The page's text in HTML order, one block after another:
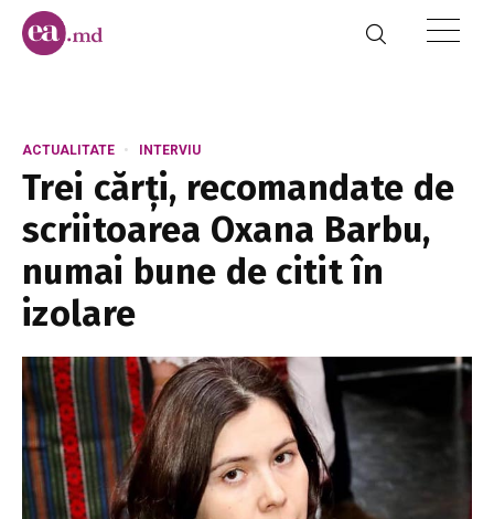
ACTUALITATE INTERVIU
Trei cărți, recomandate de
scriitoarea Oxana Barbu,
numai bune de citit în
izolare